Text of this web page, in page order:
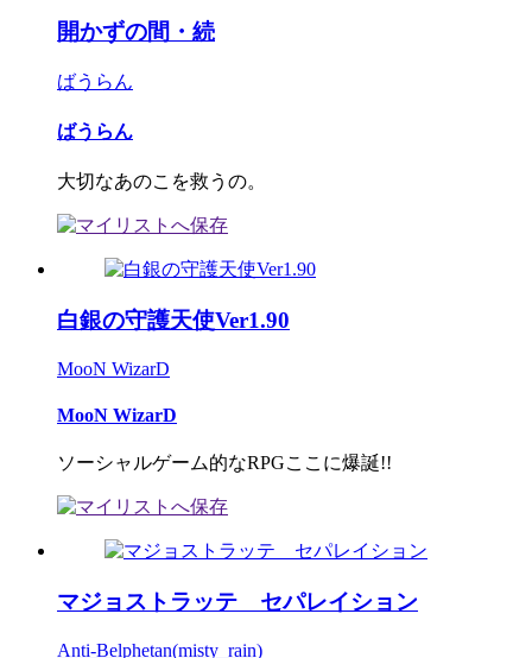
開かずの間・続
ばうらん
ばうらん
大切なあのこを救うの。
白銀の守護天使Ver1.90
MooN WizarD
MooN WizarD
ソーシャルゲーム的なRPGここに爆誕!!
マジョストラッテ セパレイション
Anti-Belphetan(misty_rain)